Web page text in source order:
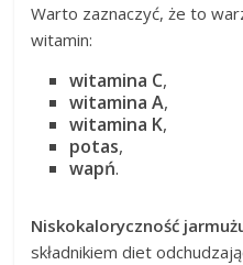
Warto zaznaczyć, że to
witamin:
witamina C,
witamina A,
witamina K,
potas,
wapń.
Niskokaloryczność
składnikiem diet